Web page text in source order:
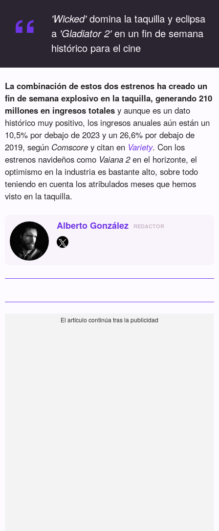
“ 'Wicked'domina la taquilla y eclipsa
a 'Gladiator 2'en un fin de semana
histórico para el cine
La combinación de estos dos estrenos ha creado un
fin de semana explosivo en la taquilla, generando 210
millones en ingresos totales y aunque es un dato
histórico muy positivo, los ingresos anuales aún están un
10,5% por debajo de 2023 y un 26,6% por debajo de
2019, según Comscore y citan en Variety. Con los
estrenos navideños como Vaiana 2en el horizonte, el
optimismo en la industria es bastante alto, sobre todo
teniendo en cuenta los atribulados meses que hemos
visto en la taquilla.
Alberto González REDACTOR